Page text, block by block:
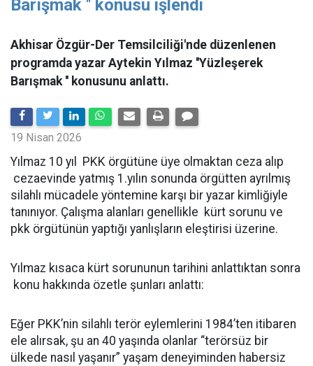
Barışmak '' konusu işlendi
Akhisar Özgür-Der Temsilciliği'nde düzenlenen
programda yazar Aytekin Yılmaz ''Yüzleşerek
Barışmak '' konusunu anlattı.
19 Nisan 2026
Yılmaz 10 yıl PKK örgütüne üye olmaktan ceza alıp
cezaevinde yatmış 1.yılın sonunda örgütten ayrılmış
silahlı mücadele yöntemine karşı bir yazar kimliğiyle
tanınıyor. Çalışma alanları genellikle kürt sorunu ve
pkk örgütünün yaptığı yanlışların eleştirisi üzerine.
Yılmaz kısaca kürt sorununun tarihini anlattıktan sonra
konu hakkında özetle şunları anlattı:
Eğer PKK’nin silahlı terör eylemlerini 1984’ten itibaren
ele alırsak, şu an 40 yaşında olanlar “terörsüz bir
ülkede nasıl yaşanır” yaşam deneyiminden habersiz